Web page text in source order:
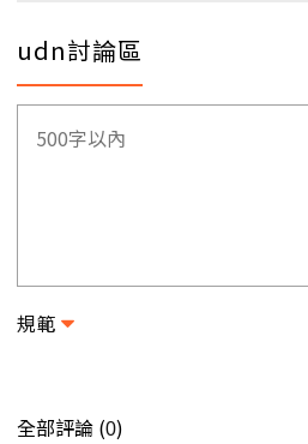
udn討論區
規範
全部評論 (0)